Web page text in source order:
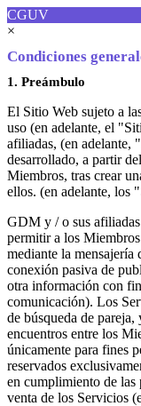
CGUV
×
Condiciones
1. Preámbulo
El Sitio Web sujeto a
uso (en adelante, el
afiliadas, (en
desarrollado, a partir
Miembros, tras crear
ellos. (en adelante, los
GDM y / o sus
permitir a los
mediante la mensajería
conexión pasiva de
otra información con
comunicación). Los
de búsqueda de
encuentros entre los
únicamente para fines
reservados
en cumplimiento de las
venta de los Servicios